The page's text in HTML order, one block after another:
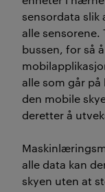
sensordata slik
alle sensorene.
bussen, for så
alle som går på
den mobile
deretter å
alle data kan
skyen uten at